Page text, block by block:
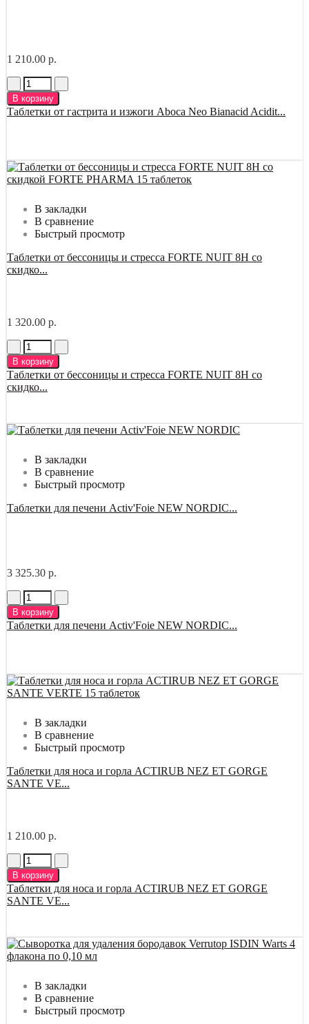
1 210.00 р.
В корзину
Таблетки от гастрита и изжоги Aboca Neo Bianacid Acidit...
В закладки
В сравнение
Быстрый просмотр
Таблетки от бессоницы и стресса FORTE NUIT 8H со
скидко...
1 320.00 р.
В корзину
Таблетки от бессоницы и стресса FORTE NUIT 8H со
скидко...
В закладки
В сравнение
Быстрый просмотр
Таблетки для печени Activ'Foie NEW NORDIC...
3 325.30 р.
В корзину
Таблетки для печени Activ'Foie NEW NORDIC...
В закладки
В сравнение
Быстрый просмотр
Таблетки для носа и горла ACTIRUB NEZ ET GORGE
SANTE VE...
1 210.00 р.
В корзину
Таблетки для носа и горла ACTIRUB NEZ ET GORGE
SANTE VE...
В закладки
В сравнение
Быстрый просмотр